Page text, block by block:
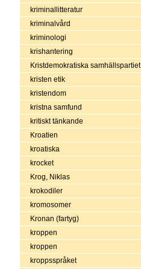
kriminallitteratur
kriminalvård
kriminologi
krishantering
Kristdemokratiska samhällspartiet
kristen etik
kristendom
kristna samfund
kritiskt tänkande
Kroatien
kroatiska
krocket
Krog, Niklas
krokodiler
kromosomer
Kronan (fartyg)
kroppen
kroppen
kroppsspråket